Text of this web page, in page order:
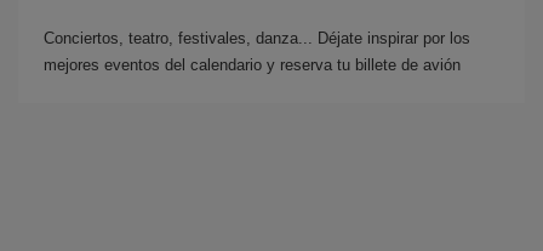
Conciertos, teatro, festivales, danza... Déjate inspirar por los
mejores eventos del calendario y reserva tu billete de avión